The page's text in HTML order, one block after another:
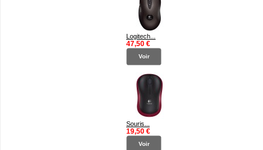
Logitech...
47,50 €
Voir
Souris...
19,50 €
Voir